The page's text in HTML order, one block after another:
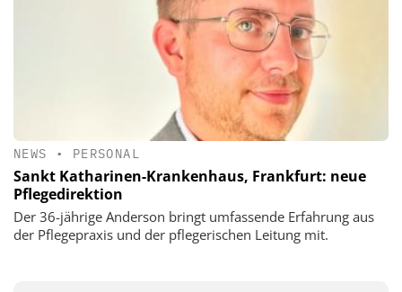
NEWS • PERSONAL
Sankt Katharinen-Krankenhaus, Frankfurt: neue
Pflegedirektion
Der 36-jährige Anderson bringt umfassende Erfahrung aus
der Pflegepraxis und der pflegerischen Leitung mit.